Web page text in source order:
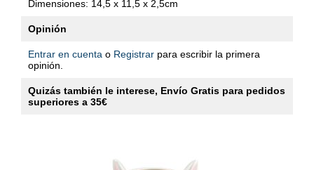
Dimensiones: 14,5 x 11,5 x 2,5cm
Opinión
Entrar en cuenta o Registrar para escribir la primera
opinión.
Quizás también le interese, Envío Gratis para pedidos
superiores a 35€